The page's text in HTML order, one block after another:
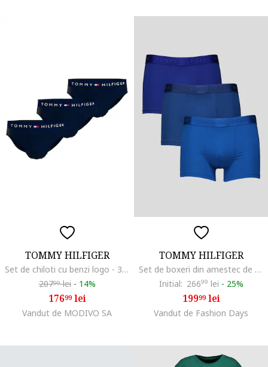
TOMMY HILFIGER
Set de chiloti cu benzi logo - 3 perechi, Albastru ultramarin
20799lei - 14%
17699lei
Vandut de MODIVO SA
TOMMY HILFIGER
Set de boxeri din amestec de modal cu banda logo in talie - 3 perechi, Albastru royal/Albastru indigo/Bleumarin
Initial: 26699 lei - 25%
19999lei
Vandut de Fashion Days